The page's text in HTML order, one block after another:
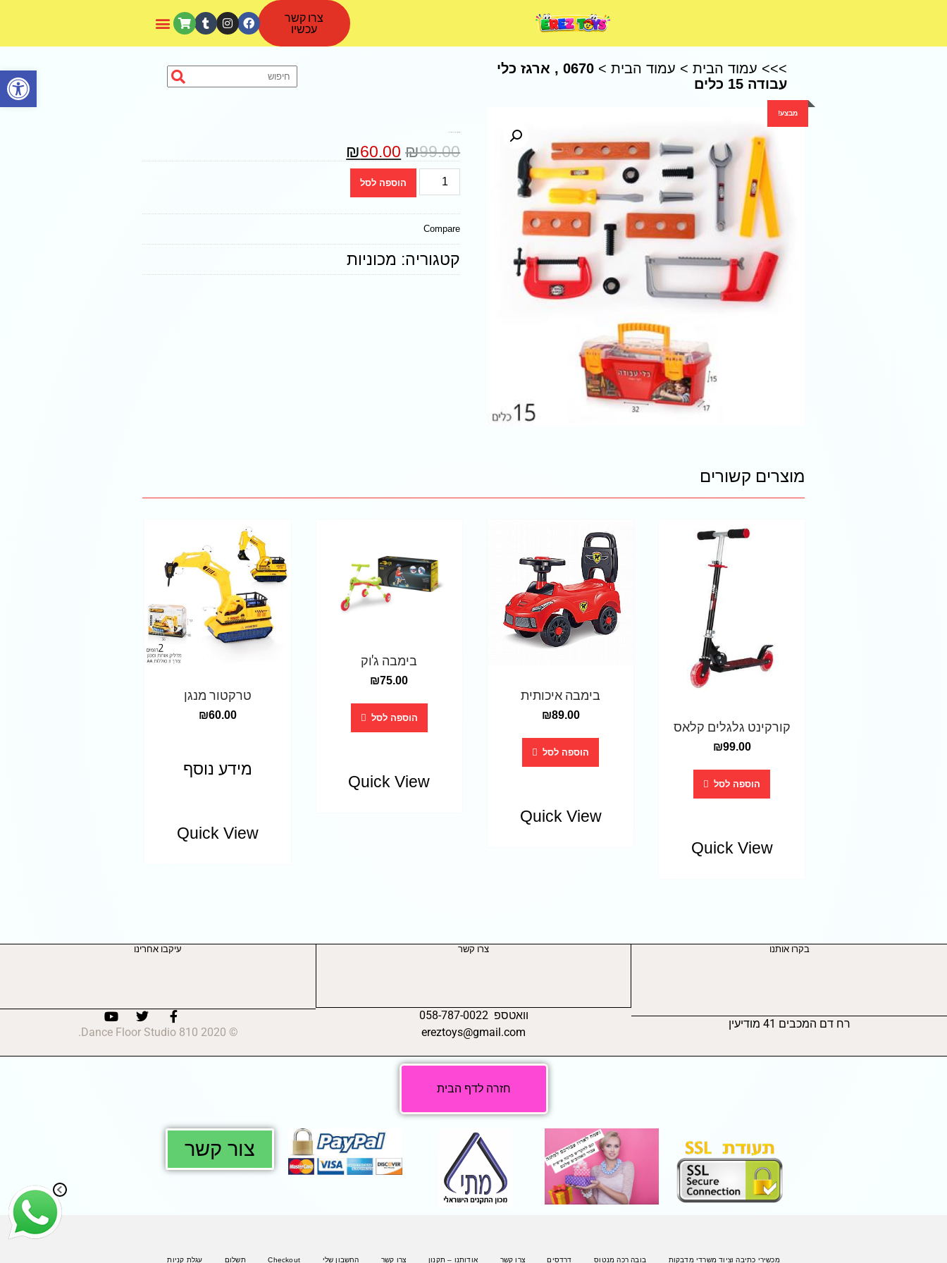
פתח סרגל נגישות
צרו קשר
עכשיו
>>> עמוד הבית > עמוד הבית >
0670 , ארגז כלי
עבודה 15 כלים
מבצע!
₪99.00
₪60.00
הוספה לסל
Compare
קטגוריה: מכוניות
מוצרים קשורים
קורקינט גלגלים קלאס
₪99.00
הוספה לסל
Quick View
בימבה איכותית
₪89.00
הוספה לסל
Quick View
בימבה ג'וק
₪75.00
הוספה לסל
Quick View
טרקטור מנגן
₪60.00
מידע נוסף
Quick View
בקרו אותנו
רח דם המכבים 41 מודיעין
צרו קשר
וואטספ 058-787-0022
ereztoys@gmail.com
עיקבו אחרינו
© 2020 810 Dance Floor Studio.
חזרה לדף הבית
צור קשר
מכשירי כתיבה וציוד משרדי מדבקות בובה רכה מנטוס דרדסים צרו קשר אודותנו – תקנון צרו קשר החשבון שלי Checkout תשלום עגלת קניות